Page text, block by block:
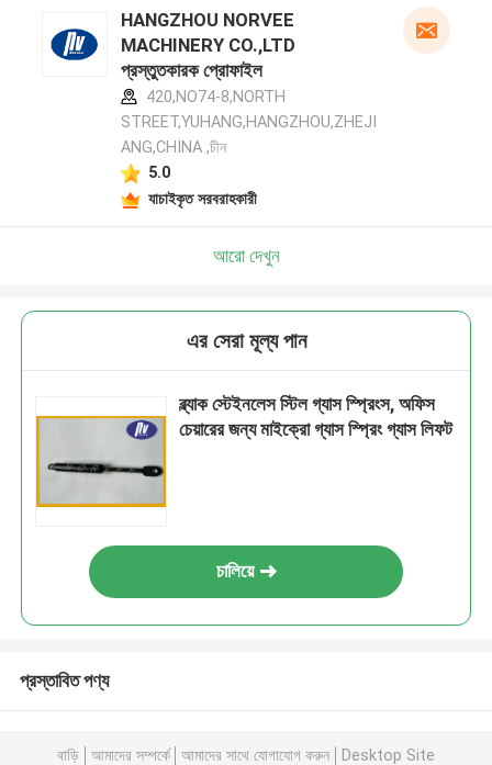
HANGZHOU NORVEE
MACHINERY CO.,LTD
প্রস্তুতকারক প্রোফাইল
420,NO74-8,NORTH
STREET,YUHANG,HANGZHOU,ZHEJI
ANG,CHINA ,চীন
5.0
যাচাইকৃত সরবরাহকারী
আরো দেখুন
এর সেরা মূল্য পান
ব্ল্যাক স্টেইনলেস স্টিল গ্যাস স্প্রিংস, অফিস
চেয়ারের জন্য মাইক্রো গ্যাস স্প্রিং গ্যাস লিফট
চালিয়ে
প্রস্তাবিত পণ্য
বাড়ি আমাদের সম্পর্কে আমাদের সাথে যোগাযোগ করুন Desktop Site